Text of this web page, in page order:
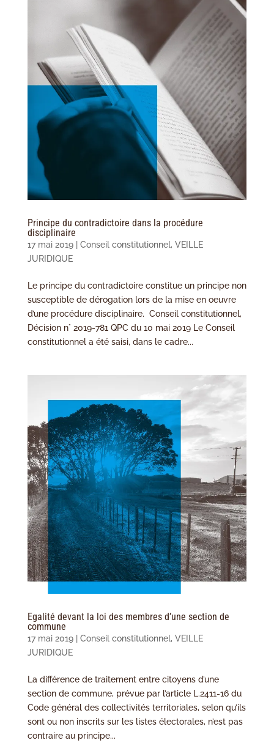
Principe du contradictoire dans la procédure
disciplinaire
17 mai 2019| Conseil constitutionnel, VEILLE
JURIDIQUE
Le principe du contradictoire constitue un principe non
susceptible de dérogation lors de la mise en oeuvre
d’une procédure disciplinaire. Conseil constitutionnel,
Décision n° 2019-781 QPC du 10 mai 2019 Le Conseil
constitutionnel a été saisi, dans le cadre...
Egalité devant la loi des membres d’une section de
commune
17 mai 2019| Conseil constitutionnel, VEILLE
JURIDIQUE
La différence de traitement entre citoyens d’une
section de commune, prévue par l’article L.2411-16 du
Code général des collectivités territoriales, selon qu’ils
sont ou non inscrits sur les listes électorales, n’est pas
contraire au principe...